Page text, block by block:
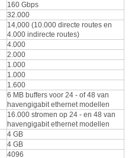
160 Gbps
32.000
14,000 (10.000 directe routes en
4.000 indirecte routes)
4.000
2.000
1.000
1.000
1.600
6 MB buffers voor 24 - of 48 van
havengigabit ethernet modellen
16.000 stromen op 24 - en 48 van
havengigabit ethernet modellen
4 GB
4 GB
4096